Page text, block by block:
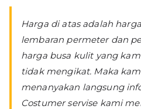
Harga di atas adalah
lembaran permeter dan
harga busa kulit yang
tidak mengikat. Maka
menanyakan langsung
Costumer servise kami